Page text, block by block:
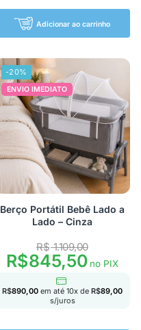
Adicionar ao carrinho
-20%
ENVIO IMEDIATO
Berço Portátil Bebê Lado a
Lado – Cinza
R$1.109,00
R$845,50no PIX
R$890,00 em até 10x de R$89,00
s/juros